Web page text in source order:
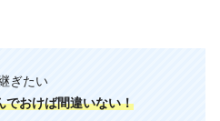
ぎたい
でおけば間違いない！